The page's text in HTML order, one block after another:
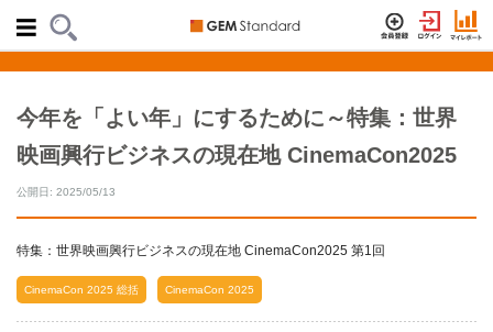
今年を「よい年」にするために～特集：世界
映画興行ビジネスの現在地 CinemaCon2025
公開日: 2025/05/13
特集：世界映画興行ビジネスの現在地 CinemaCon2025 第1回
CinemaCon 2025 総括 CinemaCon 2025